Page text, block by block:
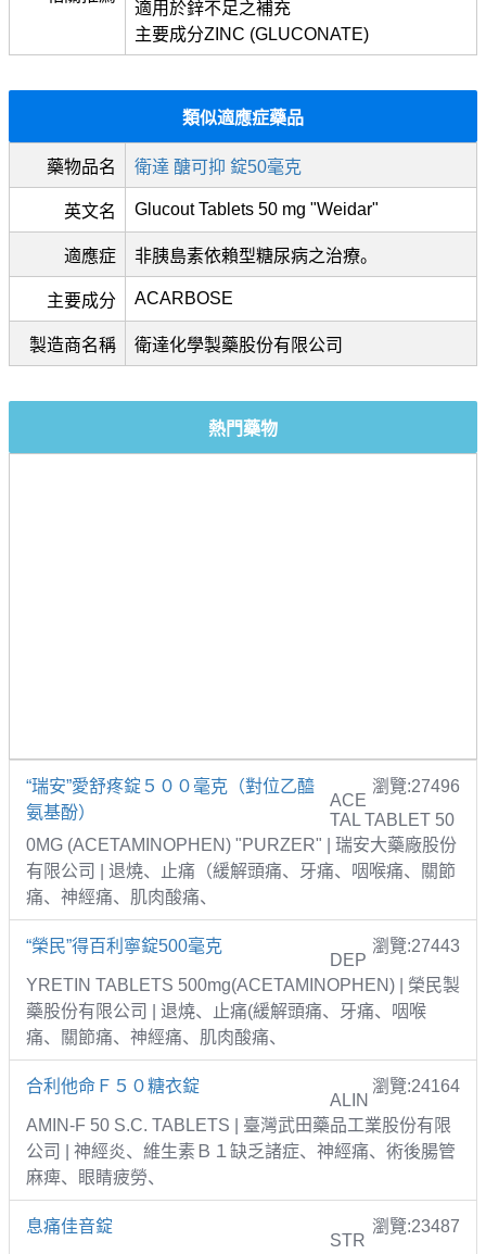
適用於鋅不足之補充
主要成分ZINC (GLUCONATE)
類似適應症藥品
藥物品名 衛達 醣可抑 錠50毫克
英文名 Glucout Tablets 50 mg "Weidar"
適應症 非胰島素依賴型糖尿病之治療。
主要成分 ACARBOSE
製造商名稱 衛達化學製藥股份有限公司
熱門藥物
“瑞安”愛舒疼錠５００毫克（對位乙醯
氨基酚）
瀏覽:27496
ACE
TAL TABLET 50
0MG (ACETAMINOPHEN) "PURZER" | 瑞安大藥廠股份
有限公司 | 退燒、止痛（緩解頭痛、牙痛、咽喉痛、關節
痛、神經痛、肌肉酸痛、
“榮民”得百利寧錠500毫克 瀏覽:27443
DEP
YRETIN TABLETS 500mg(ACETAMINOPHEN) | 榮民製
藥股份有限公司 | 退燒、止痛(緩解頭痛、牙痛、咽喉
痛、關節痛、神經痛、肌肉酸痛、
合利他命Ｆ５０糖衣錠 瀏覽:24164
ALIN
AMIN-F 50 S.C. TABLETS | 臺灣武田藥品工業股份有限
公司 | 神經炎、維生素Ｂ１缺乏諸症、神經痛、術後腸管
麻痺、眼睛疲勞、
息痛佳音錠 瀏覽:23487
STR